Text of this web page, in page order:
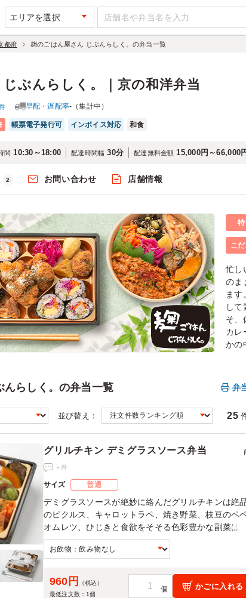
エリアを選択
都府 麹のごはん屋さん じぶんらしく。の弁当一覧
ぶんらしく。｜京の和洋弁当
早配・遅配率-（集計中）
帳票電子発行可 インボイス対応 和食
間 10:30～18:00 配達時間幅 30分 配達無料金額 15,000円～66,000
2 お問い合わせ 店舗情報
こ
忙し
のま
ま
し
そ、
カレ
かの
んらしく。の弁当一覧 弁
並び替え： 25
グリルチキン デミグラスソース弁当
- 件
サイズ 普通
デミグラスソースが絶妙に絡んだグリルチキンは絶
のピクルス、キャロットラペ、焼き野菜、枝豆のペ
オムレツ、ひじきと食欲をそそる色彩豊かな副菜は
抜群で、社内懇親ランチや会議におすすめです！
960円
（税込）
最低注文数： 1個
かごに入れる